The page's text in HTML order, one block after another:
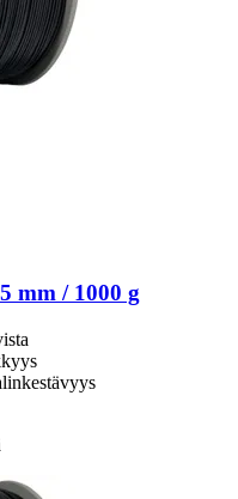
mm / 1000 g